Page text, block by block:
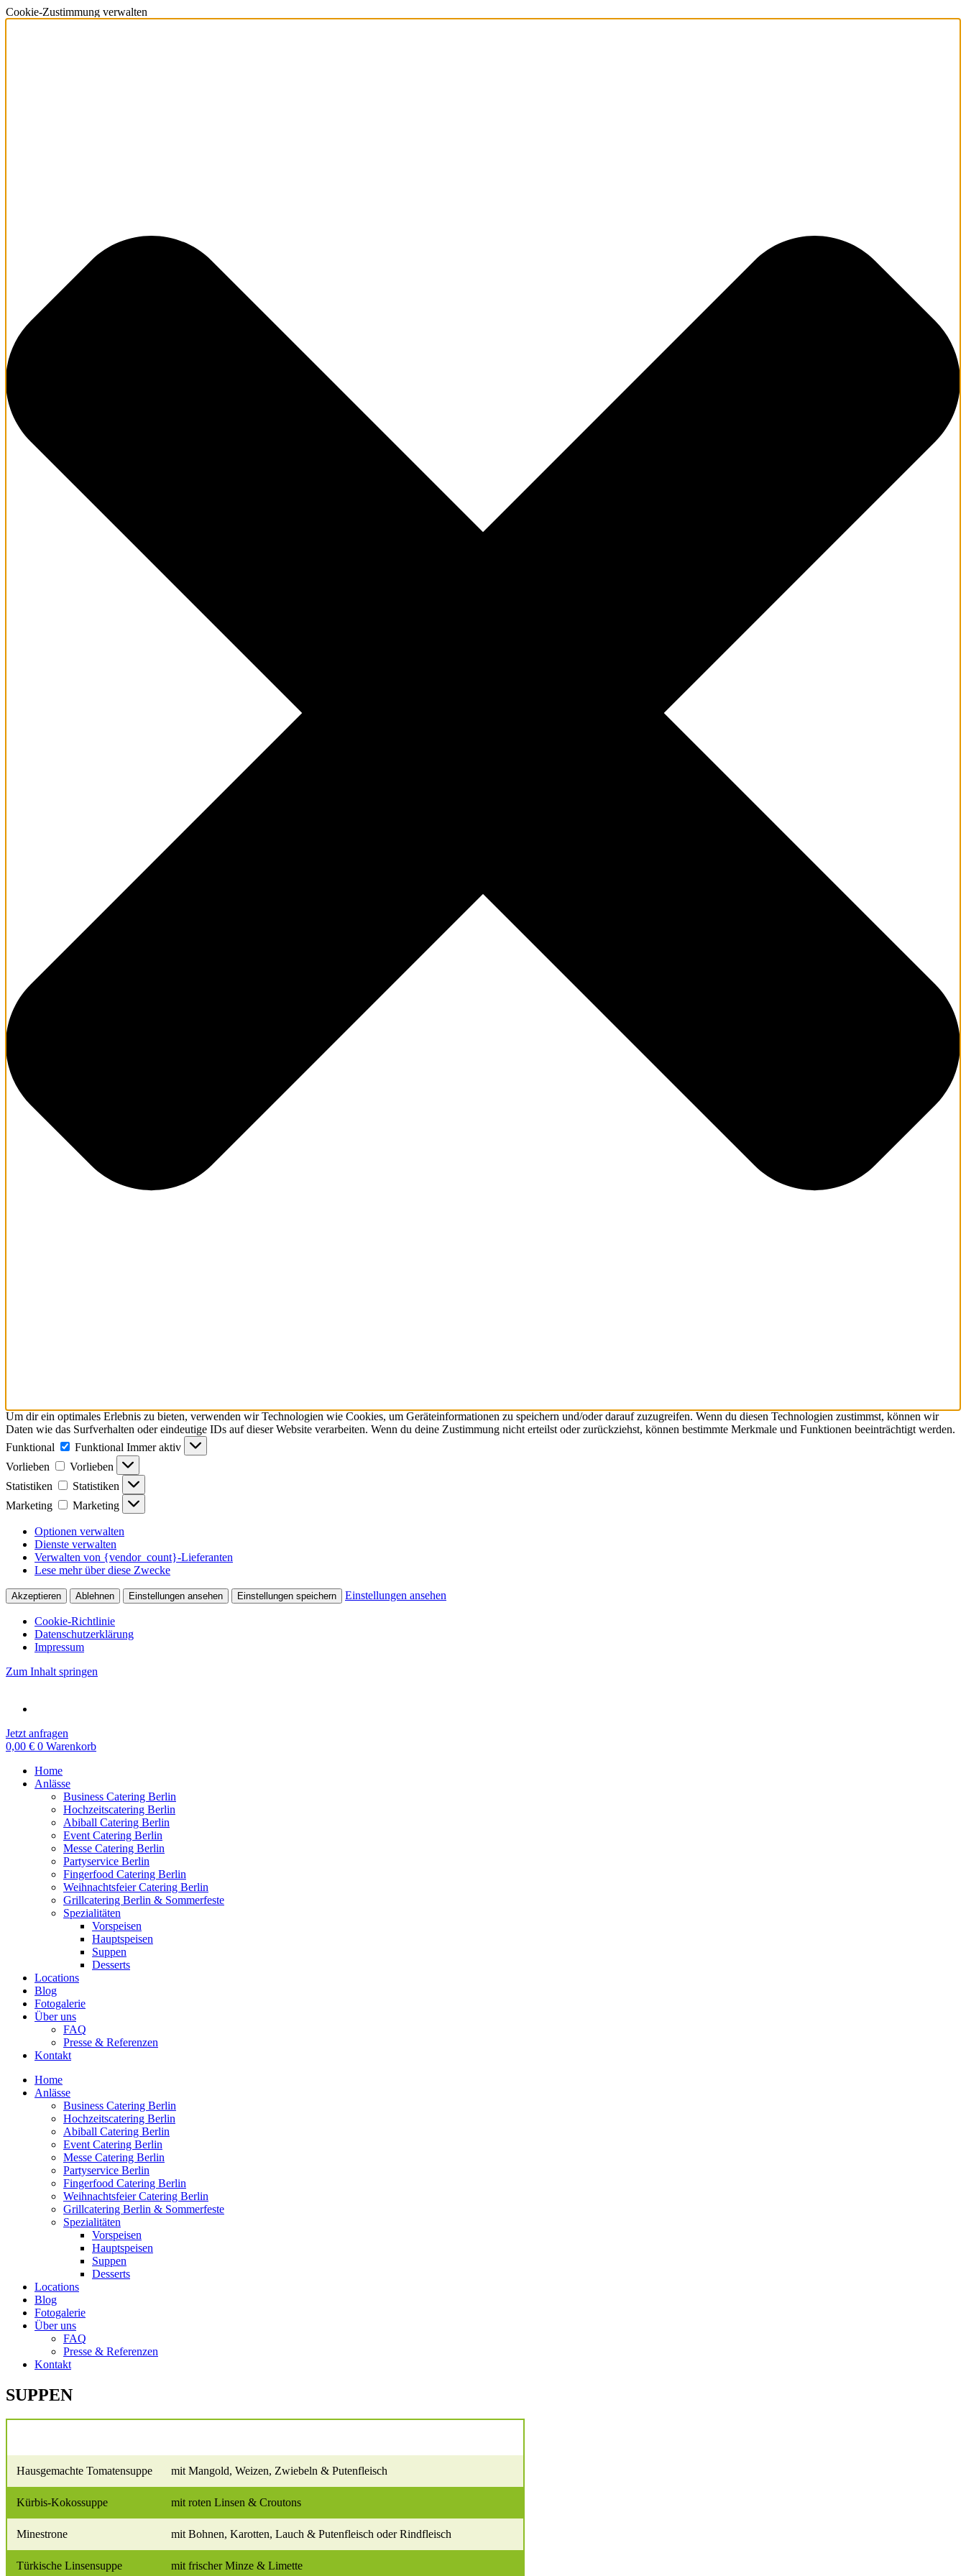
Cookie-Zustimmung verwalten
Um dir ein optimales Erlebnis zu bieten, verwenden wir Technologien wie Cookies, um Geräteinformationen zu speichern und/oder darauf zuzugreifen. Wenn du diesen Technologien zustimmst, können wir
Daten wie das Surfverhalten oder eindeutige IDs auf dieser Website verarbeiten. Wenn du deine Zustimmung nicht erteilst oder zurückziehst, können bestimmte Merkmale und Funktionen beeinträchtigt werden.
Funktional
Funktional Immer aktiv
Vorlieben
Vorlieben
Statistiken
Statistiken
Marketing
Marketing
Optionen verwalten
Dienste verwalten
Verwalten von {vendor_count}-Lieferanten
Lese mehr über diese Zwecke
Akzeptieren Ablehnen Einstellungen ansehen Einstellungen speichern Einstellungen ansehen
Cookie-Richtlinie
Datenschutzerklärung
Impressum
Zum Inhalt springen
Jetzt anfragen
0,00 € 0 Warenkorb
Home
Anlässe
Business Catering Berlin
Hochzeitscatering Berlin
Abiball Catering Berlin
Event Catering Berlin
Messe Catering Berlin
Partyservice Berlin
Fingerfood Catering Berlin
Weihnachtsfeier Catering Berlin
Grillcatering Berlin & Sommerfeste
Spezialitäten
Vorspeisen
Hauptspeisen
Suppen
Desserts
Locations
Blog
Fotogalerie
Über uns
FAQ
Presse & Referenzen
Kontakt
Home
Anlässe
Business Catering Berlin
Hochzeitscatering Berlin
Abiball Catering Berlin
Event Catering Berlin
Messe Catering Berlin
Partyservice Berlin
Fingerfood Catering Berlin
Weihnachtsfeier Catering Berlin
Grillcatering Berlin & Sommerfeste
Spezialitäten
Vorspeisen
Hauptspeisen
Suppen
Desserts
Locations
Blog
Fotogalerie
Über uns
FAQ
Presse & Referenzen
Kontakt
SUPPEN
Hausgemachte Tomatensuppe mit Mangold, Weizen, Zwiebeln & Putenfleisch
Kürbis-Kokossuppe mit roten Linsen & Croutons
Minestrone mit Bohnen, Karotten, Lauch & Putenfleisch oder Rindfleisch
Türkische Linsensuppe mit frischer Minze & Limette